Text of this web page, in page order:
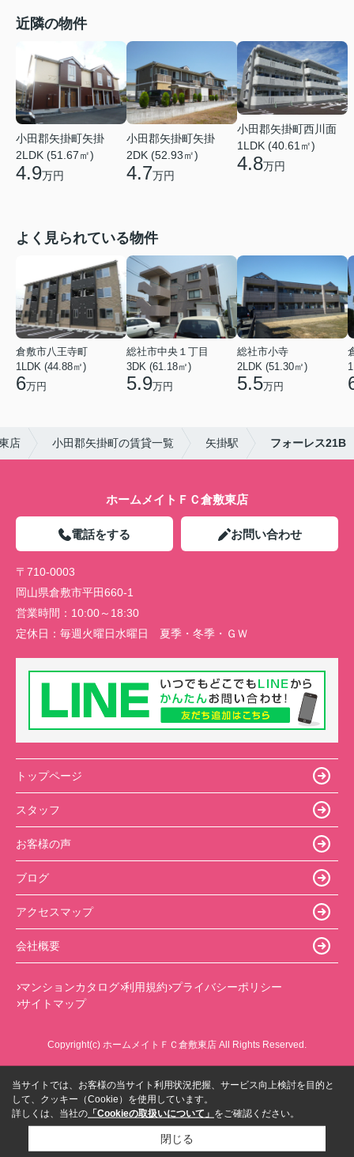
近隣の物件
小田郡矢掛町矢掛
2LDK (51.67㎡)
4.9万円
小田郡矢掛町矢掛
2DK (52.93㎡)
4.7万円
小田郡矢掛町西川面
1LDK (40.61㎡)
4.8万円
よく見られている物件
倉敷市八王寺町
1LDK (44.88㎡)
6万円
総社市中央１丁目
3DK (61.18㎡)
5.9万円
総社市小寺
2LDK (51.30㎡)
5.5万円
店 小田郡矢掛町の賃貸一覧 矢掛駅 フォーレス21B
ホームメイトＦＣ倉敷東店
電話をする お問い合わせ
〒710-0003
岡山県倉敷市平田660-1
営業時間： 10:00～18:30
定休日： 毎週火曜日水曜日 夏季・冬季・ＧＷ
トップページ
スタッフ
お客様の声
ブログ
アクセスマップ
会社概要
マンションカタログ 利用規約 プライバシーポリシー
サイトマップ
Copyright(c) ホームメイトＦＣ倉敷東店 All Rights Reserved.
当サイトでは、お客様の当サイト利用状況把握、サービス向上検討を目的と
して、クッキー（Cookie）を使用しています。
詳しくは、当社の 「Cookieの取扱いについて」 をご確認ください。
閉じる